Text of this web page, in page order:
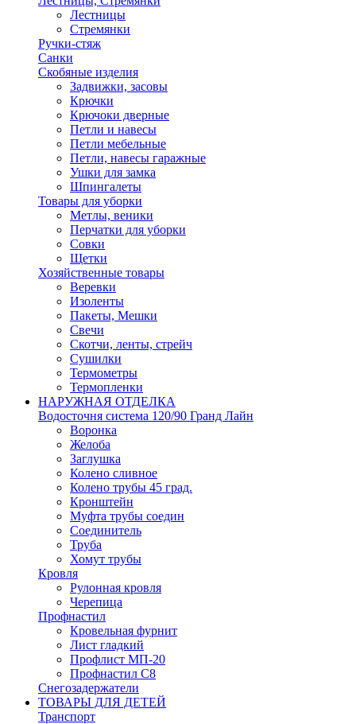
Лестницы
Стремянки
Ручки-стяж
Санки
Скобяные изделия
Задвижки, засовы
Крючки
Крючоки дверные
Петли и навесы
Петли мебельные
Петли, навесы гаражные
Ушки для замка
Шпингалеты
Товары для уборки
Метлы, веники
Перчатки для уборки
Совки
Щетки
Хозяйственные товары
Веревки
Изоленты
Пакеты, Мешки
Свечи
Скотчи, ленты, стрейч
Сушилки
Термометры
Термопленки
НАРУЖНАЯ ОТДЕЛКА
Водосточня система 120/90 Гранд Лайн
Воронка
Желоба
Заглушка
Колено сливное
Колено трубы 45 град.
Кронштейн
Муфта трубы соедин
Соединитель
Труба
Хомут трубы
Кровля
Рулонная кровля
Черепица
Профнастил
Кровельная фурнит
Лист гладкий
Профлист МП-20
Профнастил С8
Снегозадержатели
ТОВАРЫ ДЛЯ ДЕТЕЙ
Транспорт